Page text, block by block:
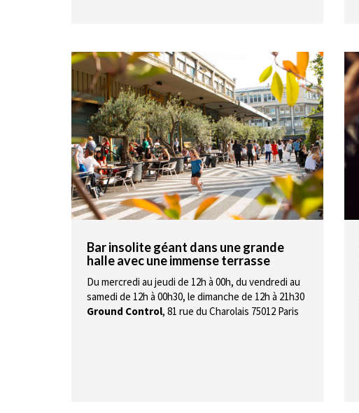
Bar insolite géant dans une grande
halle avec une immense terrasse
Du mercredi au jeudi de 12h à 00h, du vendredi au
samedi de 12h à 00h30, le dimanche de 12h à 21h30
Ground Control, 81 rue du Charolais 75012 Paris